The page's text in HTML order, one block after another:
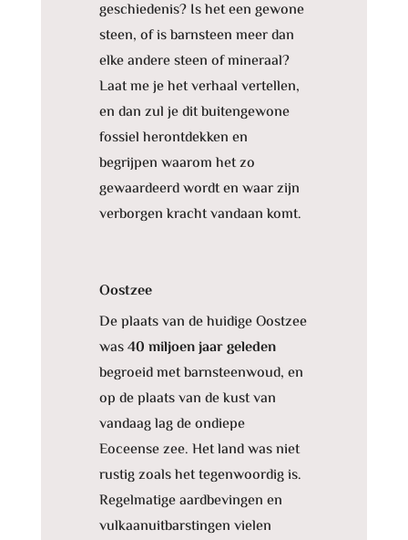
geschiedenis? Is het een gewone
steen, of is barnsteen meer dan
elke andere steen of mineraal?
Laat me je het verhaal vertellen,
en dan zul je dit buitengewone
fossiel herontdekken en
begrijpen waarom het zo
gewaardeerd wordt en waar zijn
verborgen kracht vandaan komt.
Oostzee
De plaats van de huidige Oostzee
was40 miljoen jaar geleden
begroeid met barnsteenwoud, en
op de plaats van de kust van
vandaag lag de ondiepe
Eoceense zee. Het land was niet
rustig zoals het tegenwoordig is.
Regelmatige aardbevingen en
vulkaanuitbarstingen vielen